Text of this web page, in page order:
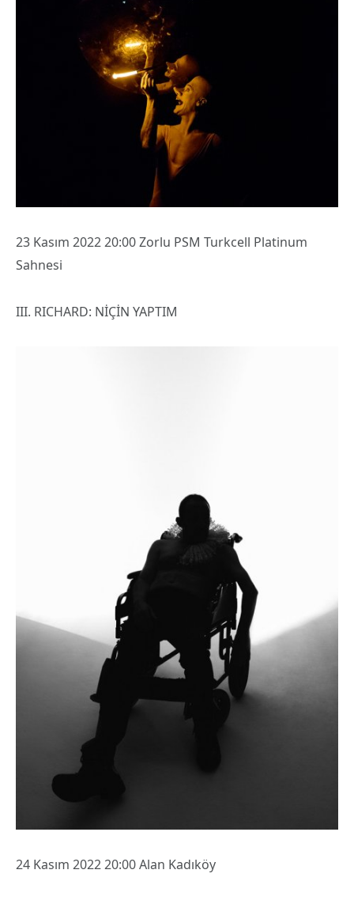
23 Kasım 2022 20:00 Zorlu PSM Turkcell Platinum
Sahnesi
III. RICHARD: NİÇİN YAPTIM
24 Kasım 2022 20:00 Alan Kadıköy